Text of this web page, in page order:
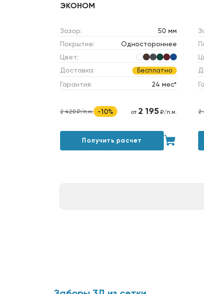
ЭКОНОМ
Зазор:
50 мм
Покрытие:
Одностороннее
Цвет:
Доставка:
Бесплатно
Гарантия: 24 мес*
2 420 ₽/п.м. -10% от 2 195₽/п.м.
Получить расчет
2